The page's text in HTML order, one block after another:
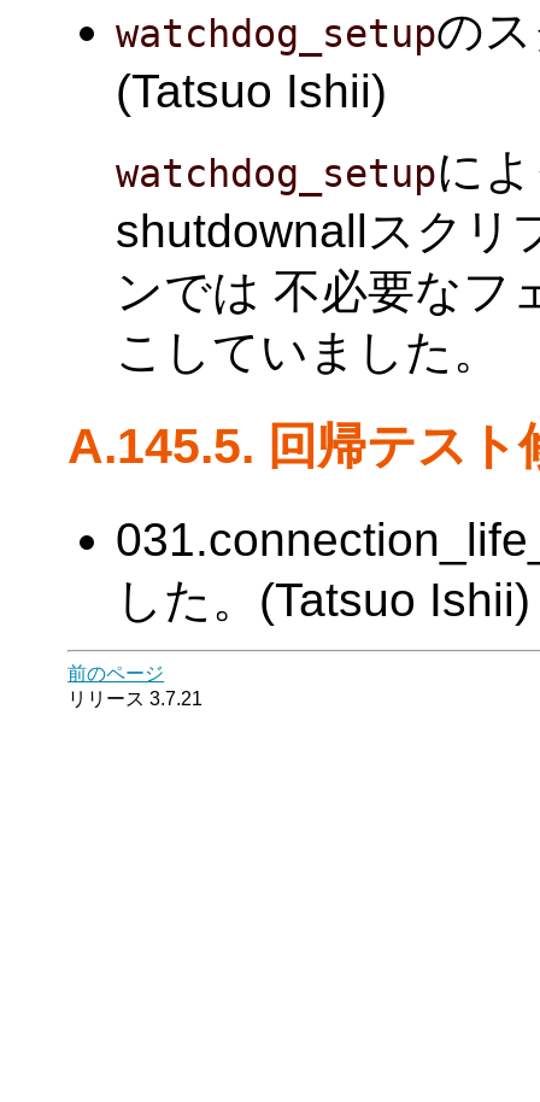
watchdog_setupの
(Tatsuo Ishii)
watchdog_setupに
shutdownallスクリ
ンでは 不必要なフ
こしていました。
A.145.5. 回帰テスト
した。(Tatsuo Ishii)
前のページ
リリース 3.7.21